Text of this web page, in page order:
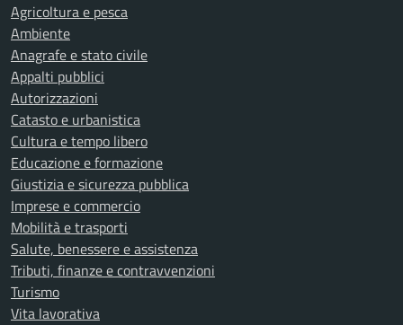
Agricoltura e pesca
Ambiente
Anagrafe e stato civile
Appalti pubblici
Autorizzazioni
Catasto e urbanistica
Cultura e tempo libero
Educazione e formazione
Giustizia e sicurezza pubblica
Imprese e commercio
Mobilità e trasporti
Salute, benessere e assistenza
Tributi, finanze e contravvenzioni
Turismo
Vita lavorativa